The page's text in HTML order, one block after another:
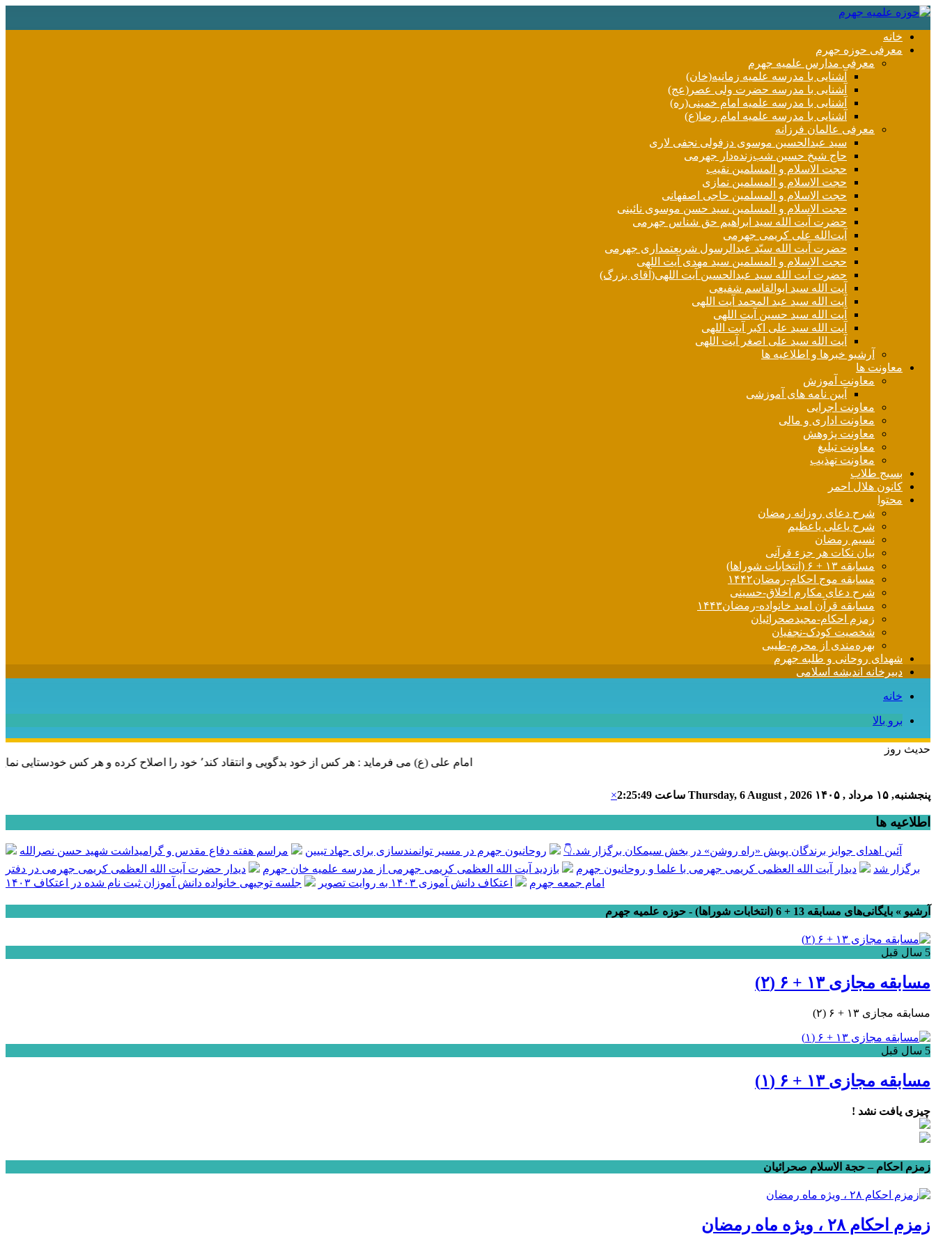
خانه
معرفی حوزه جهرم
معرفی مدارس علمیه جهرم
آشنایی با مدرسه علمیه زمانیه(خان)
آشنایی با مدرسه حضرت ولی عصر(عج)
آشنایی با مدرسه علمیه امام خمینی(ره)
آشنایی با مدرسه علمیه امام رضا(ع)
معرفی عالمان فرزانه
سید عبدالحسین موسوی دزفولی نجفی لاری
حاج شیخ حسین شب‌زنده‌دار جهرمی
حجت الاسلام و المسلمین نقیب
حجت الاسلام و المسلمین نمازی
حجت الاسلام و المسلمین حاجی اصفهانی
حجت الاسلام و المسلمین سید حسن موسوی نائینی
حضرت آیت الله سید ابراهیم حق شناس جهرمی
آیت‌الله علی کریمی جهرمی
حضرت آيت الله سیّد عبدالرسول شریعتمداری جهرمی
حجت الاسلام و المسلمین سید مهدی آیت اللهی
حضرت آیت الله سید عبدالحسین آیت اللهی(آقای بزرگ)
آیت الله سید ابوالقاسم شفیعی
آیت الله سید عبد المحمد آیت اللهی
آیت الله سید حسین آیت اللهی
آیت الله سید علی اکبر آیت اللهی
آیت الله سید علی اصغر آیت اللهی
آرشیو خبرها و اطلاعیه ها
معاونت ها
معاونت آموزش
آیین نامه های آموزشی
معاونت اجرایی
معاونت اداری و مالی
معاونت پژوهش
معاونت تبلیغ
معاونت تهذیب
بسیج طلاب
کانون هلال احمر
محتوا
شرح دعای روزانه رمضان
شرح یاعلی یاعظیم
نسیم رمضان
بیان نکات هر جزء قرآنی
مسابقه ۱۳ + ۶ (انتخابات شوراها)
مسابقه موج احکام-رمضان۱۴۴۲
شرح دعای مکارم اخلاق-حسینی
مسابقه قرآن امید خانواده-رمضان۱۴۴۳
زمزم احکام-مجیدصحرائیان
شخصیت کودک-نجفیان
بهره‌مندی از محرم-طیبی
شهدای روحانی و طلبه جهرم
دبیرخانه اندیشه اسلامی
خانه
برو بالا
حدیث روز
امام علی (ع) می فرماید : هر کس از خود بدگویی و انتقاد کند٬ خود را اصلاح کرده و هر کس خودستایی نماید٬ پس به تحقیق خویش را تباه نموده است.
پنجشنبه, ۱۵ مرداد , ۱۴۰۵ Thursday, 6 August , 2026 ساعت 2:25:49
×
اطلاعیه ها
آئین اهدای جوایز برندگان پویش «راه روشن» در بخش سیمکان برگزار شد.👇 روحانیون جهرم در مسیر توانمندسازی برای جهاد تبیین
مراسم هفته دفاع مقدس و گرامیداشت شهید حسن نصرالله
برگزار شد
دیدار آیت الله العظمی کریمی جهرمی با علما و روحانیون جهرم بازدید آیت الله العظمی کریمی جهرمی از مدرسه علمیه خان جهرم
دیدار حضرت آیت الله العظمی کریمی جهرمی در دفتر
امام جمعه جهرم
اعتکاف دانش آموزی ۱۴۰۳ به روایت تصویر جلسه توجیهی خانواده دانش آموزان ثبت نام شده در اعتکاف ۱۴۰۳
آرشیو » بایگانی‌های مسابقه 13 + 6 (انتخابات شوراها) - حوزه علمیه جهرم
5 سال قبل
مسابقه مجازی ۱۳ + ۶ (۲)
مسابقه مجازی ۱۳ + ۶ (۲)
5 سال قبل
مسابقه مجازی ۱۳ + ۶ (۱)
چیزی یافت نشد !
زمزم احکام – حجة الاسلام صحرائیان
زمزم احکام ۲۸ ، ویژه ماه رمضان